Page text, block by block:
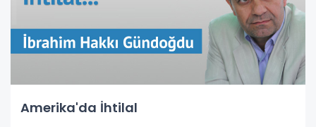
Amerika'da İhtilal